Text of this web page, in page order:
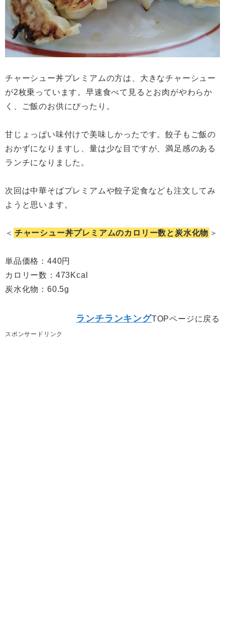
チャーシュー丼プレミアムの方は、大きなチャーシュー
が2枚乗っています。早速食べて見るとお肉がやわらか
く、ご飯のお供にぴったり。
甘じょっぱい味付けで美味しかったです。餃子もご飯の
おかずになりますし、量は少な目ですが、満足感のある
ランチになりました。
次回は中華そばプレミアムや餃子定食なども注文してみ
ようと思います。
＜ チャーシュー丼プレミアムのカロリー数と炭水化物 ＞
単品価格：440円
カロリー数：473Kcal
炭水化物：60.5g
ランチランキングTOPページに戻る
スポンサードリンク